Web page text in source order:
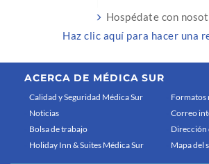
Hospédate con
Haz clic aquí para hacer una
ACERCA DE MÉDICA SUR
Calidad y Seguridad Médica Sur
Noticias
Bolsa de trabajo
Holiday Inn & Suites Médica Sur
Formatos
Correo
Dirección
Mapa del